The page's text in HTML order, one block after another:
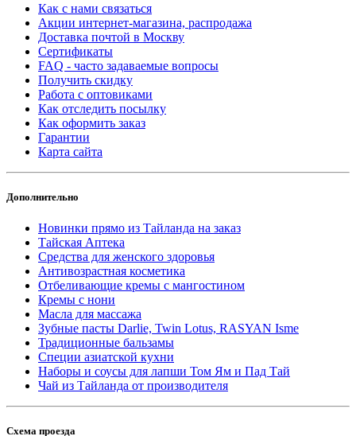
Как с нами связаться
Акции интернет-магазина, распродажа
Доставка почтой в Москву
Сертификаты
FAQ - часто задаваемые вопросы
Получить скидку
Работа с оптовиками
Как отследить посылку
Как оформить заказ
Гарантии
Карта сайта
Дополнительно
Новинки прямо из Тайланда на заказ
Тайская Аптека
Средства для женского здоровья
Антивозрастная косметика
Отбеливающие кремы с мангостином
Кремы с нони
Масла для массажа
Зубные пасты Darlie, Twin Lotus, RASYAN Isme
Традиционные бальзамы
Специи азиатской кухни
Наборы и соусы для лапши Том Ям и Пад Тай
Чай из Тайланда от производителя
Схема проезда